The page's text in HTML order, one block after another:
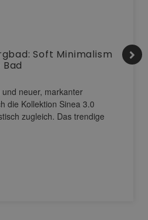
Soft Minimalism
neuer, markanter
die Kollektion Sinea 3.0
zugleich. Das trendige